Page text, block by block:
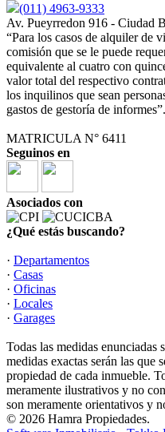
(011) 4963-9333
Av. Pueyrredon 916 - Ciudad
“Para los casos de alquiler de
comisión que se le puede
equivalente al cuatro con
valor total del respectivo
los inquilinos que sean
gastos de gestoría de informes”.
MATRICULA N° 6411
Seguinos en
Asociados con
¿Qué estás buscando?
· Departamentos
· Casas
· Oficinas
· Locales
· Garages
Todas las medidas enunciadas
medidas exactas serán las que
propiedad de cada inmueble.
meramente ilustrativos y no
son meramente orientativos y
© 2026 Hamra Propiedades.